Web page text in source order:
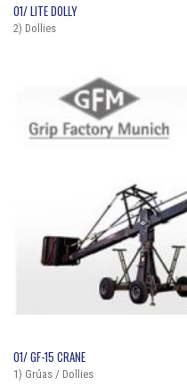
01/ LITE DOLLY
2) Dollies
01/ GF-15 CRANE
1) Grúas / Dollies